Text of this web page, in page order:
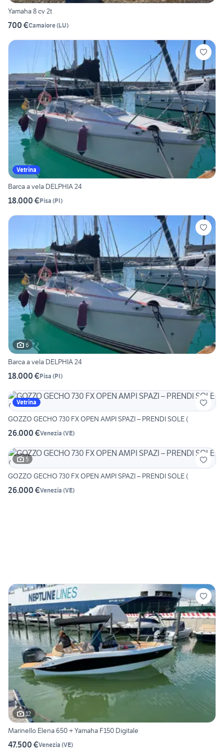
Yamaha 8 cv 2t
700 €Camaiore(LU)
Vetrina
Barca a vela DELPHIA 24
18.000 €Pisa (PI)
6
Barca a vela DELPHIA 24
18.000 €Pisa (PI)
Vetrina
GOZZO GECHO 730 FX OPEN AMPI SPAZI – PRENDI SOLE (
26.000 €Venezia (VE)
5
GOZZO GECHO 730 FX OPEN AMPI SPAZI – PRENDI SOLE (
26.000 €Venezia (VE)
12
Marinello Elena 650 + Yamaha F150 Digitale
47.500 €Venezia (VE)